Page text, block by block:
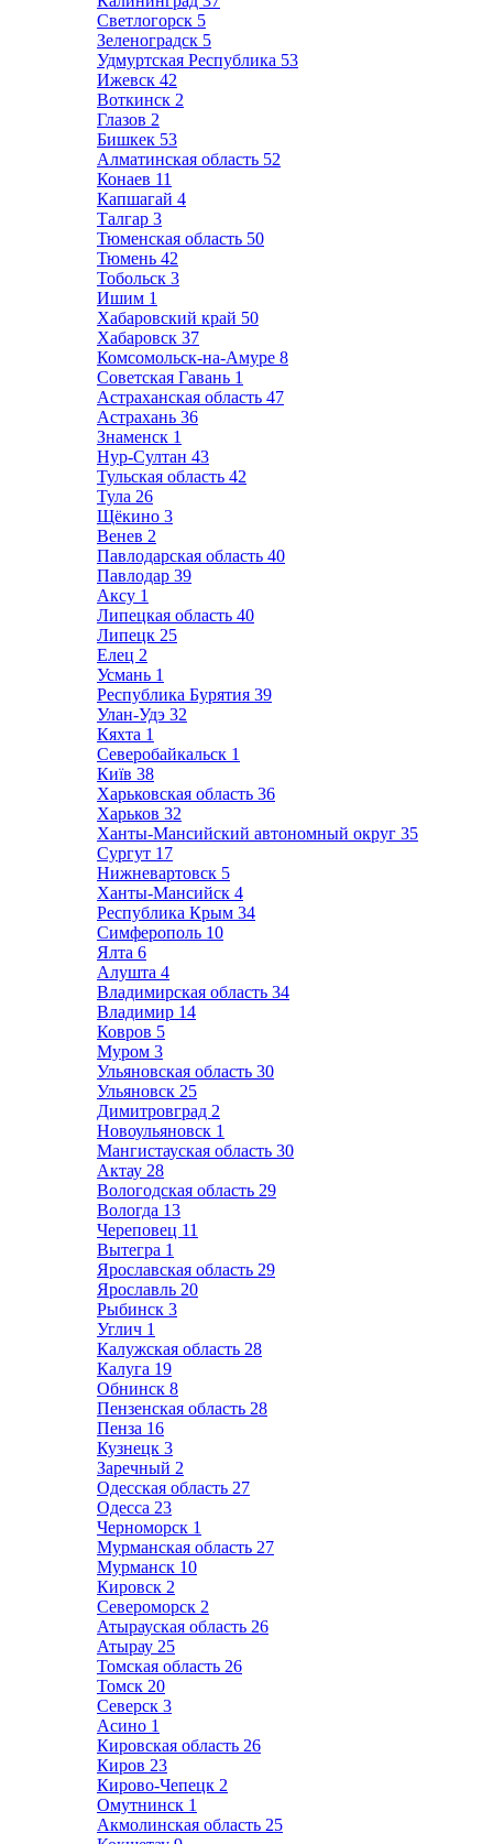
Светлогорск 5
Зеленоградск 5
Удмуртская Республика 53
Ижевск 42
Воткинск 2
Глазов 2
Бишкек 53
Алматинская область 52
Конаев 11
Капшагай 4
Талгар 3
Тюменская область 50
Тюмень 42
Тобольск 3
Ишим 1
Хабаровский край 50
Хабаровск 37
Комсомольск-на-Амуре 8
Советская Гавань 1
Астраханская область 47
Астрахань 36
Знаменск 1
Нур-Султан 43
Тульская область 42
Тула 26
Щёкино 3
Венев 2
Павлодарская область 40
Павлодар 39
Аксу 1
Липецкая область 40
Липецк 25
Елец 2
Усмань 1
Республика Бурятия 39
Улан-Удэ 32
Кяхта 1
Северобайкальск 1
Київ 38
Харьковская область 36
Харьков 32
Ханты-Мансийский автономный округ 35
Сургут 17
Нижневартовск 5
Ханты-Мансийск 4
Республика Крым 34
Симферополь 10
Ялта 6
Алушта 4
Владимирская область 34
Владимир 14
Ковров 5
Муром 3
Ульяновская область 30
Ульяновск 25
Димитровград 2
Новоульяновск 1
Мангистауская область 30
Актау 28
Вологодская область 29
Вологда 13
Череповец 11
Вытегра 1
Ярославская область 29
Ярославль 20
Рыбинск 3
Углич 1
Калужская область 28
Калуга 19
Обнинск 8
Пензенская область 28
Пенза 16
Кузнецк 3
Заречный 2
Одесская область 27
Одесса 23
Черноморск 1
Мурманская область 27
Мурманск 10
Кировск 2
Североморск 2
Атырауская область 26
Атырау 25
Томская область 26
Томск 20
Северск 3
Асино 1
Кировская область 26
Киров 23
Кирово-Чепецк 2
Омутнинск 1
Акмолинская область 25